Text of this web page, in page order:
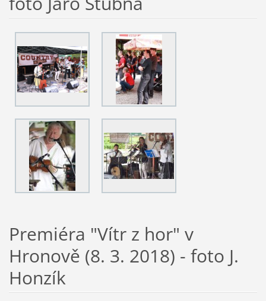
Premiéra "Vítr z hor" v
Hronově (8. 3. 2018) - foto J.
Honzík